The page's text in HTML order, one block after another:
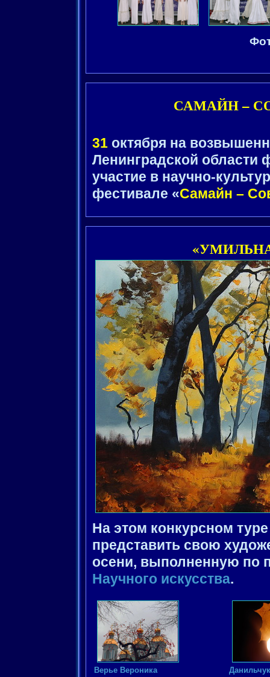
САМАЙН –
31 октября на
Ленинградской области
участие в научно-
фестивале «Самайн –
На этом конкурсном
представить свою
осени, выполненную по
Научного искусствa.
Верье Вероника